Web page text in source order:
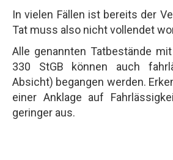
In vielen Fällen ist bereits der
Tat muss also nicht vollendet
Alle genannten Tatbestände
330 StGB können auch
Absicht) begangen werden.
einer Anklage auf
geringer aus.